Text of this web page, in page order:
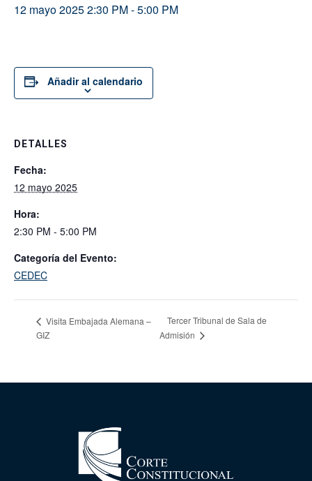
12 mayo 2025 2:30 PM-5:00 PM
Añadir al calendario
DETALLES
Fecha:
12 mayo 2025
Hora:
2:30 PM - 5:00 PM
Categoría del Evento:
CEDEC
Visita Embajada Alemana –
GIZ
Tercer Tribunal de Sala de
Admisión